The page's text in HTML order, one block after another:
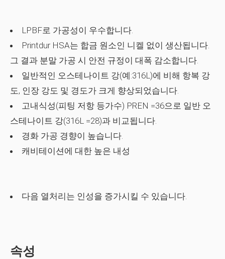
LPBF로 가공성이 우수합니다.
Printdur HSA는 합금 원소인 니켈 없이 생산됩니다.
그 결과 분말 가공 시 안전 규정이 대폭 감소합니다.
일반적인 오스테나이트 강(예:316L)에 비해 항복 강
도, 인장 강도 및 경도가 크게 향상되었습니다.
고내식성(피팅 저항 등가수) PREN =36으로 일반 오
스테나이트 강(316L =28)과 비교됩니다.
경화 가공 경향이 높습니다.
캐비테이션에 대한 높은 내성
다음 열처리는 인성을 증가시킬 수 있습니다.
속성